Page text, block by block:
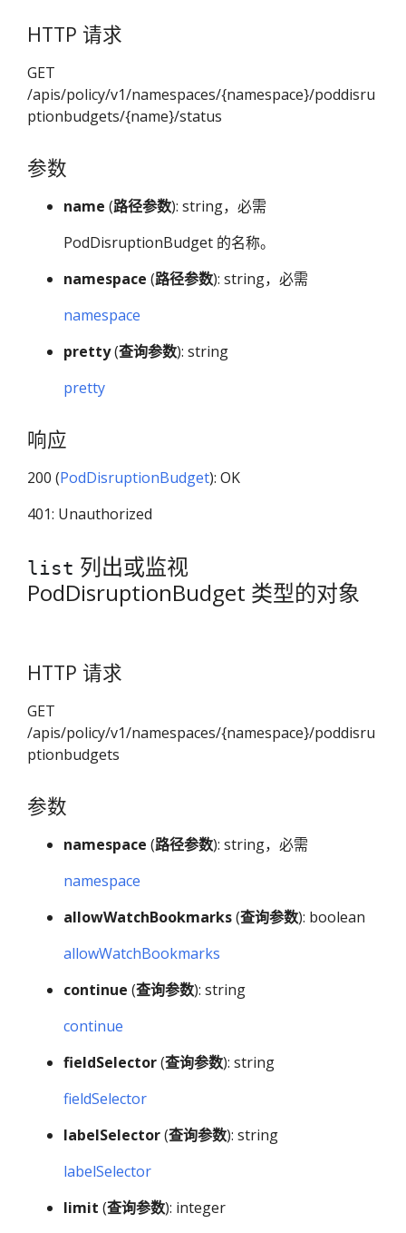
HTTP 请求
GET
/apis/policy/v1/namespaces/{namespace}/poddisru
ptionbudgets/{name}/status
参数
name (路径参数): string，必需
PodDisruptionBudget 的名称。
namespace (路径参数): string，必需
namespace
pretty(查询参数): string
pretty
响应
200 (PodDisruptionBudget): OK
401: Unauthorized
list 列出或监视
PodDisruptionBudget 类型的对象
HTTP 请求
GET
/apis/policy/v1/namespaces/{namespace}/poddisru
ptionbudgets
参数
namespace (路径参数): string，必需
namespace
allowWatchBookmarks(查询参数): boolean
allowWatchBookmarks
continue (查询参数): string
continue
fieldSelector(查询参数): string
fieldSelector
labelSelector(查询参数): string
labelSelector
limit (查询参数): integer